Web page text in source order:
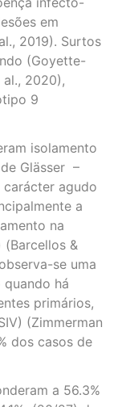
em
2019). Surtos
(Goyette-
2020),
9
isolamento
Glässer –
carácter agudo
a
na
&
se uma
há
primários,
(Zimmerman
dos casos de
a 56.3%